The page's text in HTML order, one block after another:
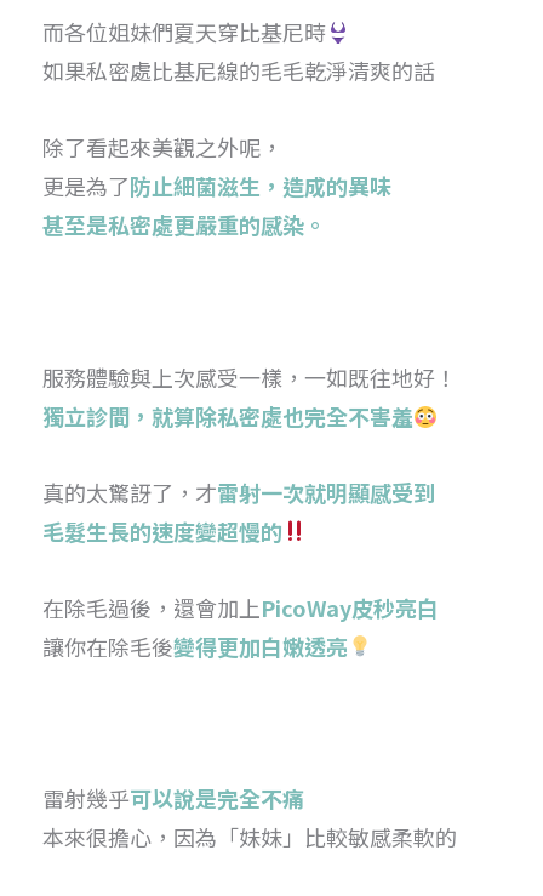
而各位姐妹們夏天穿比基尼時
如果私密處比基尼線的毛毛乾淨清爽的話
除了看起來美觀之外呢，
更是為了防止細菌滋生，造成的異味
甚至是私密處更嚴重的感染。
服務體驗與上次感受一樣，一如既往地好！
獨立診間，就算除私密處也完全不害羞
真的太驚訝了，才雷射一次就明顯感受到
毛髮生長的速度變超慢的
在除毛過後，還會加上PicoWay皮秒亮白
讓你在除毛後變得更加白嫩透亮
雷射幾乎可以說是完全不痛
本來很擔心，因為「妹妹」比較敏感柔軟的